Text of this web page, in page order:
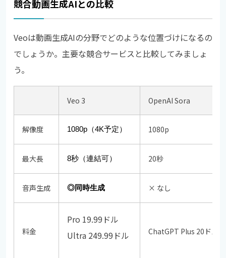
競合動画生成AIとの比較
Veoは動画生成AIの分野でどのような位置づけになるの
でしょうか。主要な競合サービスと比較してみましょ
う。
Veo 3 OpenAI Sora
解像度 1080p（4K予定） 1080p
最大長 8秒（連結可） 20秒
音声生成 ◎同時生成 × なし
料金
Pro 19.99ドル
Ultra 249.99ドル
ChatGPT Plus 20ドル